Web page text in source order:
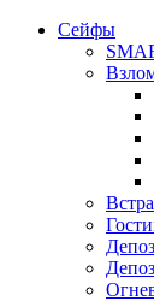
Сейфы